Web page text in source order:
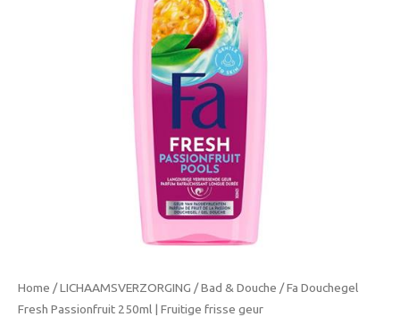
Home /LICHAAMSVERZORGING /Bad & Douche / Fa Douchegel
Fresh Passionfruit 250ml | Fruitige frisse geur